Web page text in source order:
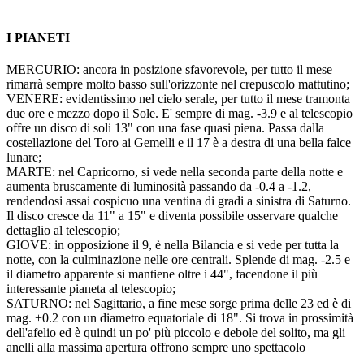
I PIANETI
MERCURIO: ancora in posizione sfavorevole, per tutto il mese
rimarrà sempre molto basso sull'orizzonte nel crepuscolo mattutino;
VENERE: evidentissimo nel cielo serale, per tutto il mese tramonta
due ore e mezzo dopo il Sole. E' sempre di mag. -3.9 e al telescopio
offre un disco di soli 13" con una fase quasi piena. Passa dalla
costellazione del Toro ai Gemelli e il 17 è a destra di una bella falce
lunare;
MARTE: nel Capricorno, si vede nella seconda parte della notte e
aumenta bruscamente di luminosità passando da -0.4 a -1.2,
rendendosi assai cospicuo una ventina di gradi a sinistra di Saturno.
Il disco cresce da 11" a 15" e diventa possibile osservare qualche
dettaglio al telescopio;
GIOVE: in opposizione il 9, è nella Bilancia e si vede per tutta la
notte, con la culminazione nelle ore centrali. Splende di mag. -2.5 e
il diametro apparente si mantiene oltre i 44", facendone il più
interessante pianeta al telescopio;
SATURNO: nel Sagittario, a fine mese sorge prima delle 23 ed è di
mag. +0.2 con un diametro equatoriale di 18". Si trova in prossimità
dell'afelio ed è quindi un po' più piccolo e debole del solito, ma gli
anelli alla massima apertura offrono sempre uno spettacolo